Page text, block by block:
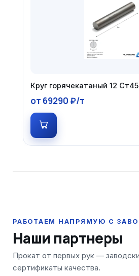
Круг горячекатаный 12 Ст45
от 69290 ₽/т
Наши партнеры